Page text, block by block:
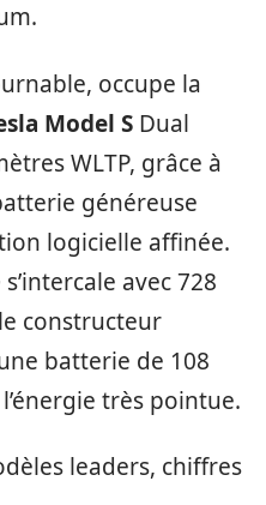
occupe la
Model S Dual
WLTP, grâce à
généreuse
logicielle affinée.
s’intercale avec 728
constructeur
batterie de 108
très pointue.
leaders, chiffres